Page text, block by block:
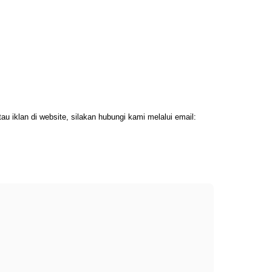
iklan di website, silakan hubungi kami melalui email: